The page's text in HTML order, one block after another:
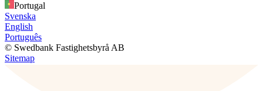
Portugal
Svenska
English
Português
© Swedbank Fastighetsbyrå AB
Sitemap